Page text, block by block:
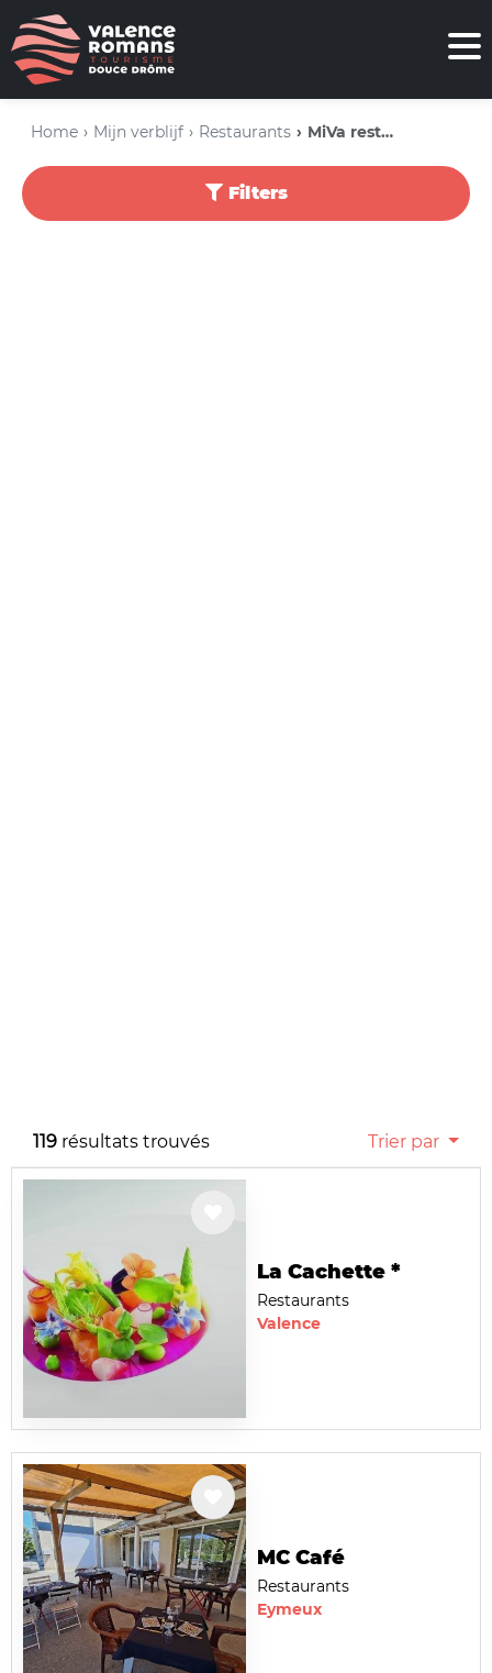
Home Mijn verblijf Restaurants MiVa restaurants
Filters
119 résultats trouvés Trier par
La Cachette *
Restaurants
Valence
MC Café
Restaurants
Eymeux